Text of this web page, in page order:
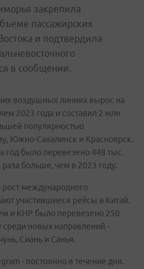
закрепила
пассажирских
и подтвердила
в сообщении.
воздушных линиях вырос на
2023 года и составил 2 млн
популярностью
Южно-Сахалинск и Красноярск.
год было перевезено 448 тыс.
больше, чем в 2023 году.
международного
участившиеся рейсы в Китай.
и КНР было перевезено 250
среди новых направлений -
Сиань и Санья.
- постоянно в течение дня.